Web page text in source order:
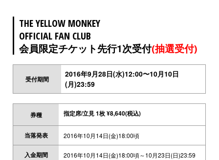
THE YELLOW MONKEY
OFFICIAL FAN CLUB
会員限定チケット先行1次受付(抽選受付)
受付期間
2016年9月28日(水)12:00〜10月10日
(月)23:59
券種 指定席/立見 1枚 ¥8,640(税込)
当落発表 2016年10月14日(金)18:00頃
入金期間 2016年10月14日(金)18:00頃～10月23日(日)23:59